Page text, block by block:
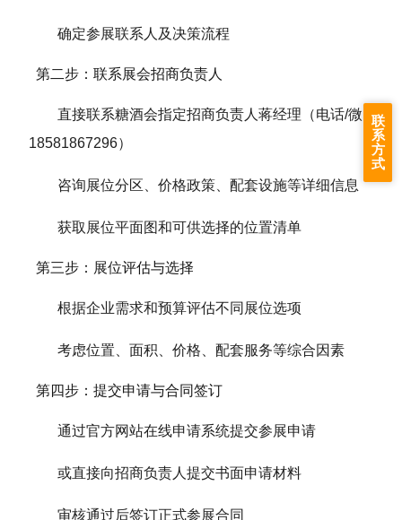
确定参展联系人及决策流程
第二步：联系展会招商负责人
直接联系糖酒会指定招商负责人蒋经理（电话/微信：
18581867296）
咨询展位分区、价格政策、配套设施等详细信息
获取展位平面图和可供选择的位置清单
第三步：展位评估与选择
根据企业需求和预算评估不同展位选项
考虑位置、面积、价格、配套服务等综合因素
第四步：提交申请与合同签订
通过官方网站在线申请系统提交参展申请
或直接向招商负责人提交书面申请材料
审核通过后签订正式参展合同
联
系
方
式